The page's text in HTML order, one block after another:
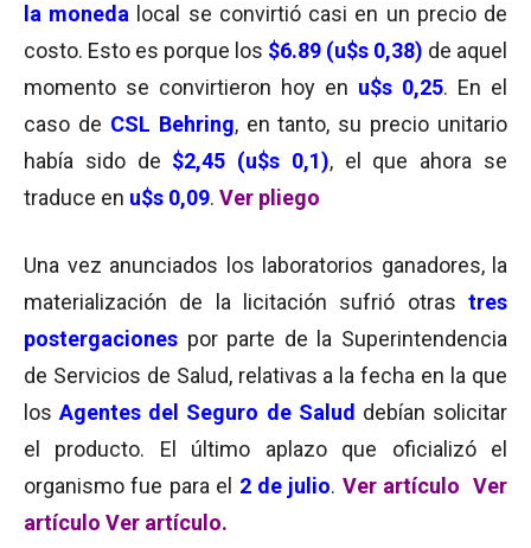
la moneda local se convirtió casi en un precio de
costo. Esto es porque los $6.89 (u$s 0,38) de aquel
momento se convirtieron hoy en u$s 0,25. En el
caso de CSL Behring, en tanto, su precio unitario
había sido de $2,45 (u$s 0,1), el que ahora se
traduce en u$s 0,09. Ver pliego
Una vez anunciados los laboratorios ganadores, la
materialización de la licitación sufrió otras tres
postergaciones por parte de la Superintendencia
de Servicios de Salud, relativas a la fecha en la que
losAgentes del Seguro de Salud debían solicitar
el producto. El último aplazo que oficializó el
organismo fue para el 2 de julio. Ver artículo Ver
artículo Ver artículo.